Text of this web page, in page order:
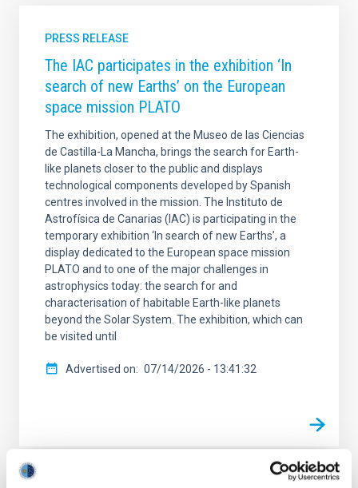
PRESS RELEASE
The IAC participates in the exhibition ‘In
search of new Earths’ on the European
space mission PLATO
The exhibition, opened at the Museo de las Ciencias
de Castilla-La Mancha, brings the search for Earth-
like planets closer to the public and displays
technological components developed by Spanish
centres involved in the mission. The Instituto de
Astrofísica de Canarias (IAC) is participating in the
temporary exhibition ‘In search of new Earths’, a
display dedicated to the European space mission
PLATO and to one of the major challenges in
astrophysics today: the search for and
characterisation of habitable Earth-like planets
beyond the Solar System. The exhibition, which can
be visited until
Advertised on 07/14/2026 - 13:41:32